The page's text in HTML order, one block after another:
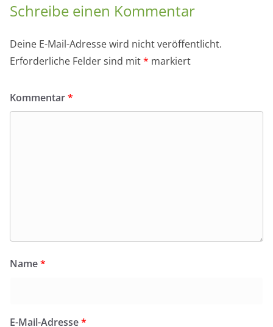
Schreibe einen Kommentar
Deine E-Mail-Adresse wird nicht veröffentlicht.
Erforderliche Felder sind mit* markiert
Kommentar*
Name*
E-Mail-Adresse*